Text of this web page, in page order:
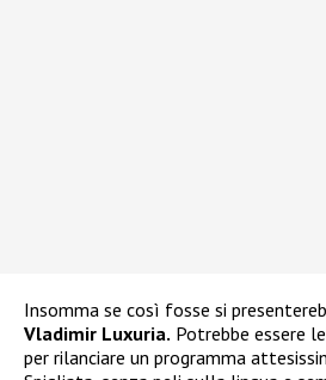
Insomma se così fosse si
Vladimir Luxuria. Potrebbe essere
per rilanciare un programma